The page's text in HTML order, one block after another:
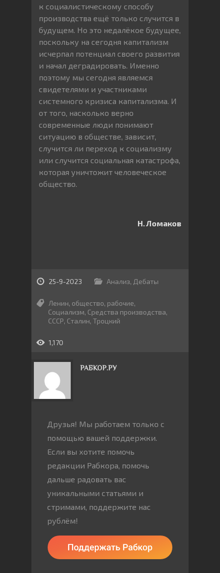
к социалистическому способу
производства ещё только случится в
будущем. Но это недалёкое будущее,
поскольку на сегодня капитализм
исчерпал потенциал своего развития
и начал деградировать. Именно
поэтому мы сегодня являемся
свидетелями и участниками
системного кризиса капитализма. И
от того, насколько верно
современные люди понимают
ситуацию в обществе, зависит,
случится ли переход к социализму
или случится социальная катастрофа,
которая уничтожит человеческое
общество.
Н. Ломаков
25-9-2023 Анализ, Дебаты
Ленин, общество, рабочие,
Социализм, Средства производства,
СССР, Сталин, Троцкий
1,170
РАБКОР.РУ
Друзья! Мы работаем только с
помощью вашей поддержки.
Если вы хотите помочь
редакции Рабкора, помочь
дальше радовать вас
уникальными статьями и
стримами, поддержите нас
рублём!